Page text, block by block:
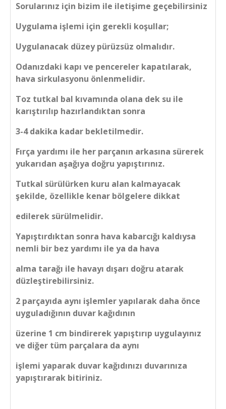
Sorularınız için bizim ile iletişime geçebilirsiniz
Uygulama işlemi için gerekli koşullar;
Uygulanacak düzey pürüzsüz olmalıdır.
Odanızdaki kapı ve pencereler kapatılarak,
hava sirkulasyonu önlenmelidir.
Toz tutkal bal kıvamında olana dek su ile
karıştırılıp hazırlandıktan sonra
3-4 dakika kadar bekletilmedir.
Fırça yardımı ile her parçanın arkasına sürerek
yukarıdan aşağıya doğru yapıştırınız.
Tutkal sürülürken kuru alan kalmayacak
şekilde, özellikle kenar bölgelere dikkat
edilerek sürülmelidir.
Yapıştırdıktan sonra hava kabarcığı kaldıysa
nemli bir bez yardımı ile ya da hava
alma tarağı ile havayı dışarı doğru atarak
düzleştirebilirsiniz.
2 parçayıda aynı işlemler yapılarak daha önce
uyguladığının duvar kağıdının
üzerine 1 cm bindirerek yapıştırıp uygulayınız
ve diğer tüm parçalara da aynı
işlemi yaparak duvar kağıdınızı duvarınıza
yapıştırarak bitiriniz.